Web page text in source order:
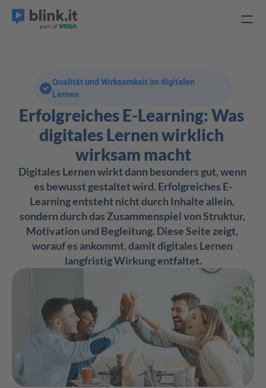
Qualität und Wirksamkeit im digitalen
Lernen
Erfolgreiches E-Learning: Was
digitales Lernen wirklich
wirksam macht
Digitales Lernen wirkt dann besonders gut, wenn
es bewusst gestaltet wird. Erfolgreiches E-
Learning entsteht nicht durch Inhalte allein,
sondern durch das Zusammenspiel von Struktur,
Motivation und Begleitung. Diese Seite zeigt,
worauf es ankommt, damit digitales Lernen
langfristig Wirkung entfaltet.